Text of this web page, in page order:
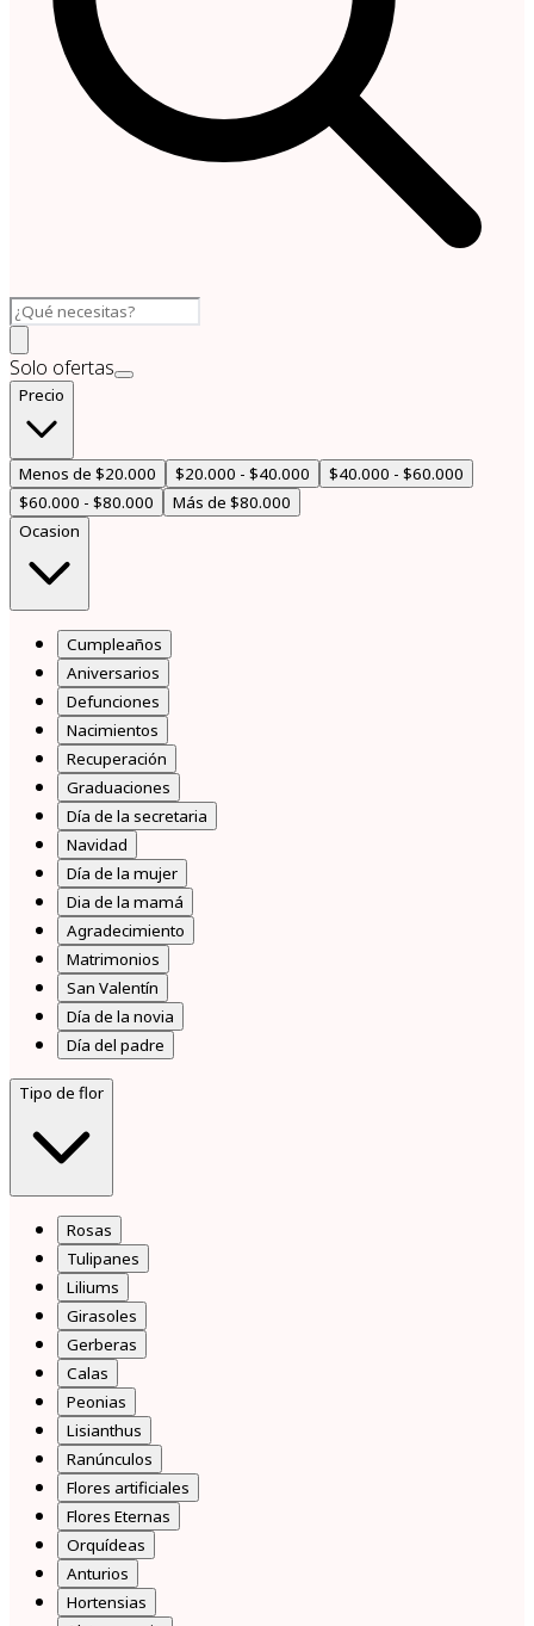
Solo ofertas
Precio
Menos de $20.000 $20.000 - $40.000
$40.000 - $60.000
$60.000 - $80.000
Más de $80.000
Ocasion
Cumpleaños
Aniversarios
Defunciones
Nacimientos
Recuperación
Graduaciones
Día de la secretaria
Navidad
Día de la mujer
Dia de la mamá
Agradecimiento
Matrimonios
San Valentín
Día de la novia
Día del padre
Tipo de flor
Rosas
Tulipanes
Liliums
Girasoles
Gerberas
Calas
Peonias
Lisianthus
Ranúnculos
Flores artificiales
Flores Eternas
Orquídeas
Anturios
Hortensias